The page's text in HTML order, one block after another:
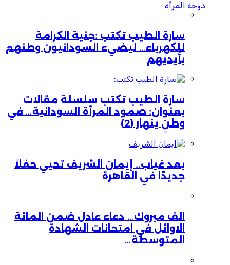
دوحة المرأة
سارة الطيب تكتب :جنية الكرامة
للكهرباء… ليضيء السودانيون وطنهم
بأيديهم
سارة الطيب تكتب سلسلة مقالات
بعنوان: صمود المرأة السودانية… في
وطنٍ ينهار (2)
بعد غياب.. إيمان الشريف تحيي حفلاً
جديدًا في القاهرة
الف مبروك… دعاء عادل ضمن المائة
الاوائل في امتحانات الشهادة
المتوسطة…